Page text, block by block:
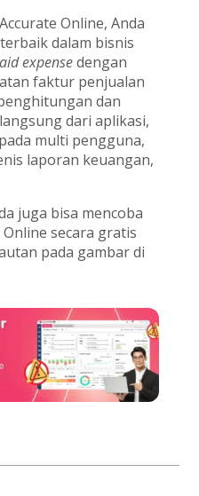
Online, Anda
dalam bisnis
expensedengan
faktur penjualan
dan
dari aplikasi,
multi pengguna,
laporan keuangan,
juga bisa mencoba
secara gratis
pada gambar di